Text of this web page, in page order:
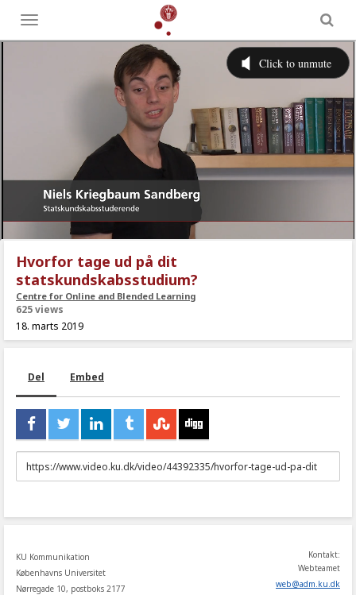
Toggle
menu
Hvorfor tage ud på dit
statskundskabsstudium?
Centre for Online and Blended Learning
625 views
18. marts 2019
Del Embed
URL
to
KU Kommunikation
Københavns Universitet
Nørregade 10, postboks 2177
Kontakt:
Webteamet
web@adm.ku.dk